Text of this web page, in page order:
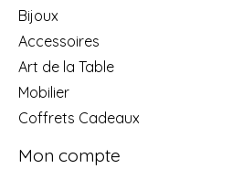
Bijoux
Accessoires
Art de la Table
Mobilier
Coffrets Cadeaux
Mon compte